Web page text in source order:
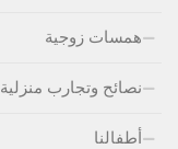
همسات زوجية
نصائح وتجارب منزلية
أطفالنا